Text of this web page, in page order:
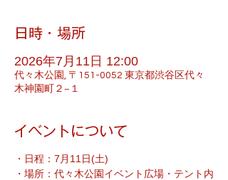
日時・場所
2026年7月11日 12:00
代々木公園, 〒151-0052 東京都渋谷区代々
木神園町２−１
イベントについて
・日程：7月11日(土)
・場所：代々木公園イベント広場・テント内